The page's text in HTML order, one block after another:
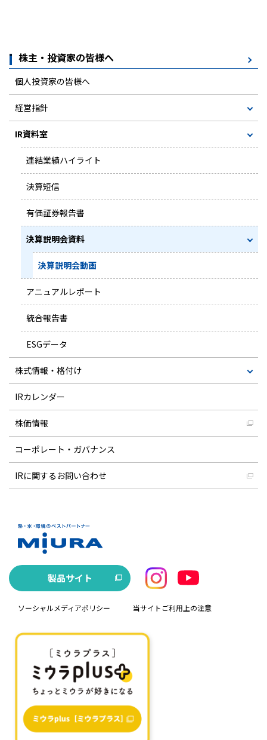
株主・投資家の皆様へ
個人投資家の皆様へ
経営指針
IR資料室
連結業績ハイライト
決算短信
有価証券報告書
決算説明会資料
決算説明会動画
アニュアルレポート
統合報告書
ESGデータ
株式情報・格付け
IRカレンダー
株価情報
コーポレート・ガバナンス
IRに関するお問い合わせ
製品サイト
ソーシャルメディアポリシー 当サイトご利用上の注意